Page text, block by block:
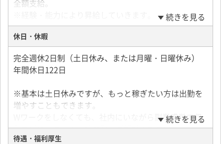
全額支給。
試用期間3ヶ月の間、給与の変動なし
＜年収モデル＞
休みを重視したい！
などあなたに合った働き方を選べます。
年収450万（土日も働きたい方）
続きを見る
休日・休暇
完全週休2日制（土日休み、または月曜・日曜休み）
年間休日122日
※基本は土日休みですが、もっと稼ぎたい方は出勤を
増やすこともできます。
Wワークをしなくても、社内にいながら副業感覚で収
入を増やせます！面接の際にご相談ください。
続きを見る
待遇・福利厚生